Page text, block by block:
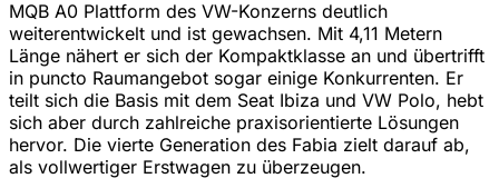
MQB A0 Plattform des VW-Konzerns deutlich
weiterentwickelt und ist gewachsen. Mit 4,11 Metern
Länge nähert er sich der Kompaktklasse an und übertrifft
in puncto Raumangebot sogar einige Konkurrenten. Er
teilt sich die Basis mit dem Seat Ibiza und VW Polo, hebt
sich aber durch zahlreiche praxisorientierte Lösungen
hervor. Die vierte Generation des Fabia zielt darauf ab,
als vollwertiger Erstwagen zu überzeugen.